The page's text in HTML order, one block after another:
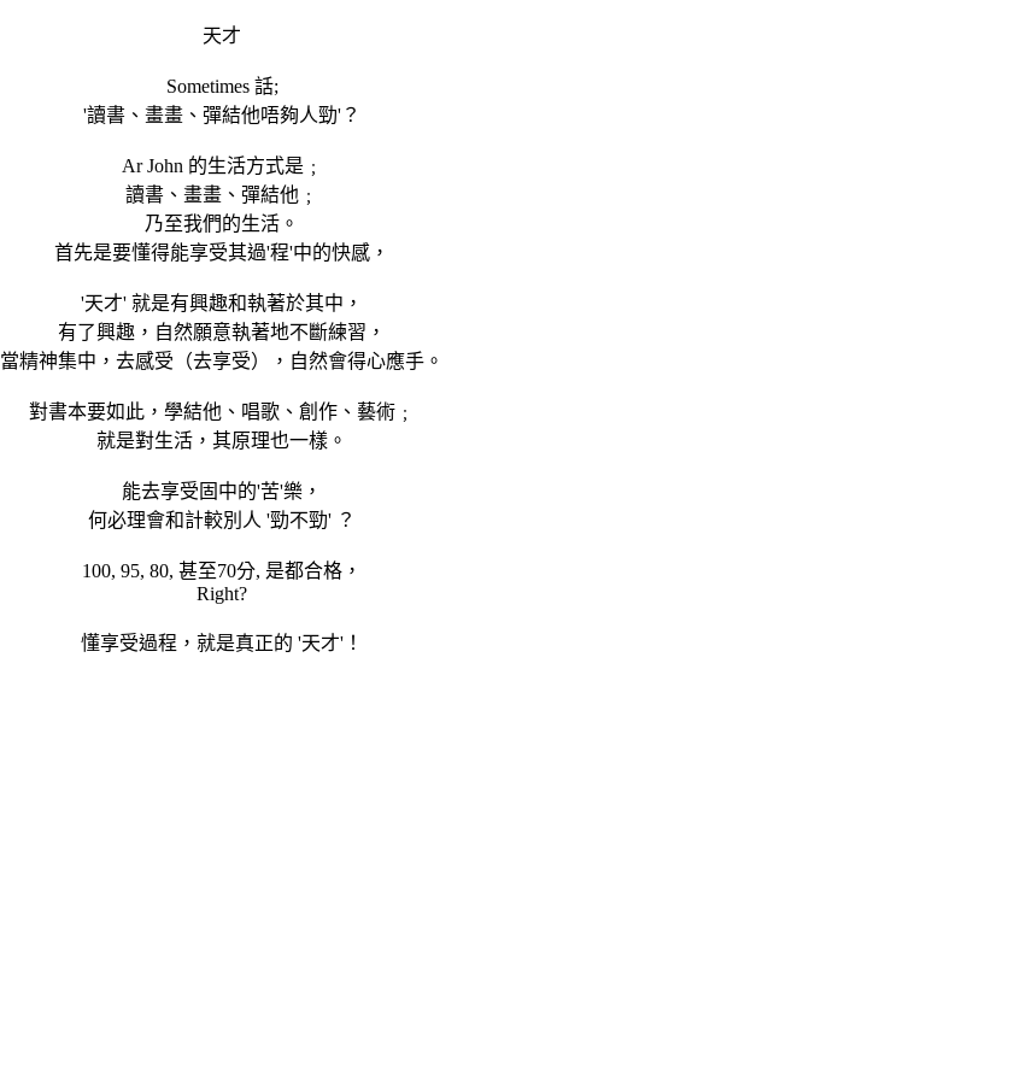
天才
Sometimes 話;
'讀書、畫畫、彈結他唔夠人勁'？
Ar John 的生活方式是﹔
讀書、畫畫、彈結他﹔
乃至我們的生活。
首先是要懂得能享受其過'程'中的快感，
'天才' 就是有興趣和執著於其中，
有了興趣，自然願意執著地不斷練習，
當精神集中，去感受（去享受），自然會得心應手。
對書本要如此，學結他、唱歌、創作、藝術﹔
就是對生活，其原理也一樣。
能去享受固中的'苦'樂，
何必理會和計較別人 '勁不勁' ？
100, 95, 80, 甚至70分, 是都合格，
Right?
懂享受過程，就是真正的 '天才'！